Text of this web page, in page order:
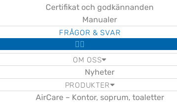
Certifikat och godkännanden
Manualer
FRÅGOR & SVAR
OM OSS
Nyheter
PRODUKTER
AirCare – Kontor, soprum, toaletter